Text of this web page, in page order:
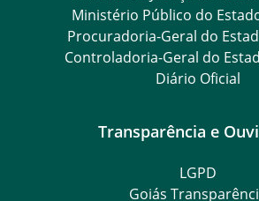
Transparência e
LGPD
Goiás Transparência
SIC – Serviço de Informação
e-SIC – Serviço Eletrônico de
Ouvidoria Setorial
Ouvidoria Setorial